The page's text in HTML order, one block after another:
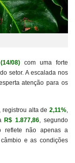
08) com uma forte
setor. A escalada nos
atenção para os
alta de 2,11%
R$ 1.877,86 , segundo
reflete não apenas a
e as condições